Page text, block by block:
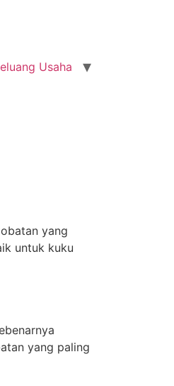
Usaha
yang
untuk kuku
yang paling